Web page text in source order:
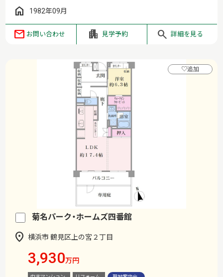
1982年09月
お問い合わせ 見学予約 詳細を見る
菊名パーク・ホームズ四番館
横浜市 鶴見区上の宮２丁目
3,930万円
♡追加